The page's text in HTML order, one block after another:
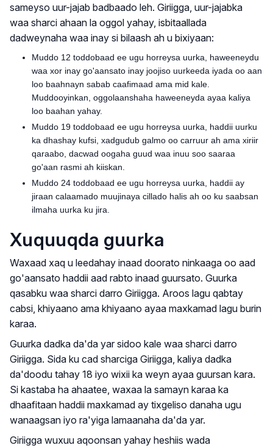
sameyso uur-jajab badbaado leh. Giriigga, uur-jajabka
waa sharci ahaan la oggol yahay, isbitaallada
dadweynaha waa inay si bilaash ah u bixiyaan:
Muddo 12 toddobaad ee ugu horreysa uurka, haweeneydu
waa xor inay go'aansato inay joojiso uurkeeda iyada oo aan
loo baahnayn sabab caafimaad ama mid kale.
Muddooyinkan, oggolaanshaha haweeneyda ayaa kaliya
loo baahan yahay.
Muddo 19 toddobaad ee ugu horreysa uurka, haddii uurku
ka dhashay kufsi, xadgudub galmo oo carruur ah ama xiriir
qaraabo, dacwad oogaha guud waa inuu soo saaraa
go'aan rasmi ah kiiskan.
Muddo 24 toddobaad ee ugu horreysa uurka, haddii ay
jiraan calaamado muujinaya cillado halis ah oo ku saabsan
ilmaha uurka ku jira.
Xuquuqda guurka
Waxaad xaq u leedahay inaad doorato ninkaaga oo aad
go'aansato haddii aad rabto inaad guursato. Guurka
qasabku waa sharci darro Giriigga. Aroos lagu qabtay
cabsi, khiyaano ama khiyaano ayaa maxkamad lagu burin
karaa.
Guurka dadka da'da yar sidoo kale waa sharci darro
Giriigga. Sida ku cad sharciga Giriigga, kaliya dadka
da'doodu tahay 18 iyo wixii ka weyn ayaa guursan kara.
Si kastaba ha ahaatee, waxaa la samayn karaa ka
dhaafitaan haddii maxkamad ay tixgeliso danaha ugu
wanaagsan iyo ra'yiga lamaanaha da'da yar.
Giriigga wuxuu aqoonsan yahay heshiis wada